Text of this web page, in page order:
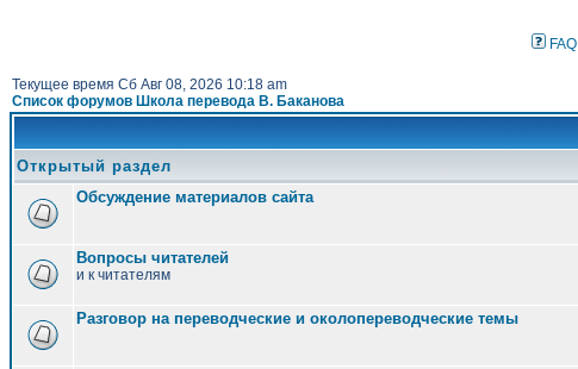
FAQ
Текущее время Сб Авг 08, 2026 10:18 am
Список форумов Школа перевода В. Баканова
Открытый раздел
Обсуждение материалов сайта
Вопросы читателей
и к читателям
Разговор на переводческие и околопереводческие темы